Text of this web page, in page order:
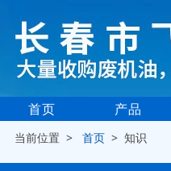
首页 产品
当前位置 >首页 > 知识